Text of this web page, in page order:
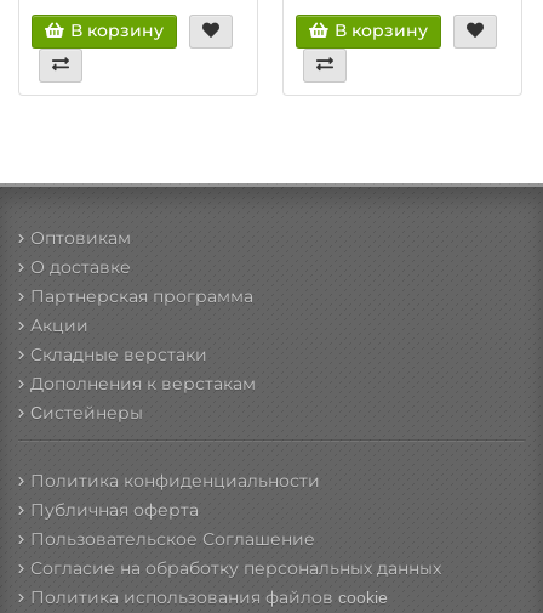
В корзину В корзину
Оптовикам
О доставке
Партнерская программа
Акции
Складные верстаки
Дополнения к верстакам
Cистейнеры
Политика конфиденциальности
Публичная оферта
Пользовательское Соглашение
Согласие на обработку персональных данных
Политика использования файлов cookie